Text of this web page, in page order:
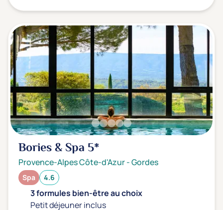
Bories & Spa 5*
Provence-Alpes Côte-d'Azur-Gordes
Spa 4.6
3 formules bien-être au choix
Petit déjeuner inclus